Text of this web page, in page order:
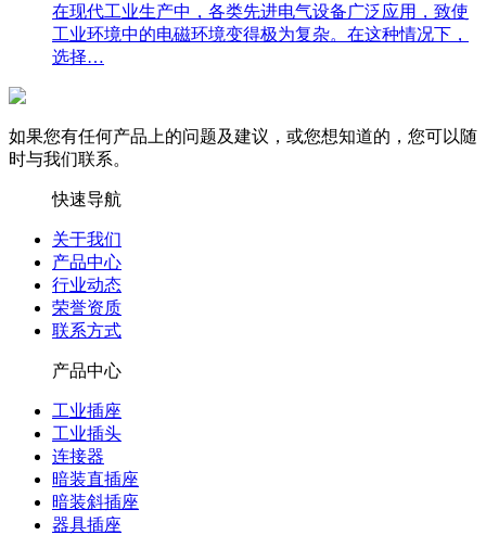
在现代工业生产中，各类先进电气设备广泛应用，致使
工业环境中的电磁环境变得极为复杂。在这种情况下，
选择…
如果您有任何产品上的问题及建议，或您想知道的，您可以随
时与我们联系。
快速导航
关于我们
产品中心
行业动态
荣誉资质
联系方式
产品中心
工业插座
工业插头
连接器
暗装直插座
暗装斜插座
器具插座